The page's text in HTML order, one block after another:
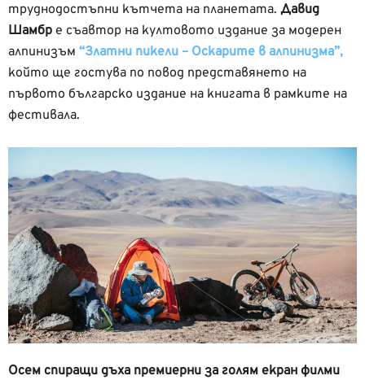
труднодостъпни кътчета на планетата. Давид
Шамбр е съавтор на култовото издание за модерен
алпинизъм “Златни пикели – Оскарите в алпинизма”,
който ще гостува по повод представянето на
първото българско издание на книгата в рамките на
фестивала.
Осем спиращи дъха премиерни за голям екран филми